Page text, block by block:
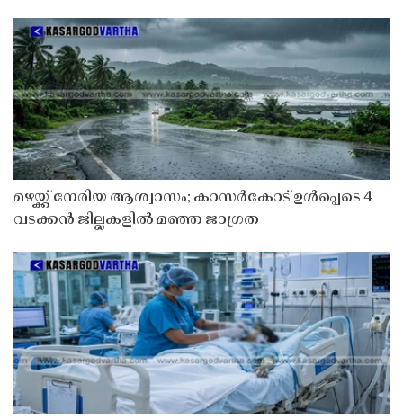
മഴയ്ക്ക് നേരിയ ആശ്വാസം; കാസർകോട് ഉൾപ്പെടെ 4
വടക്കൻ ജില്ലകളിൽ മഞ്ഞ ജാഗ്രത